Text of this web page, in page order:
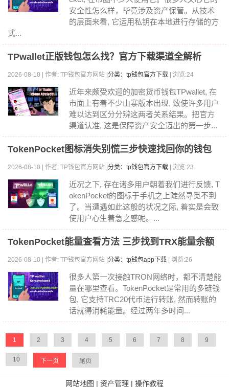
安全性怎么样，毕竟涉及资产保管。从技术
的层面来看, 它运用私钥在本地进行存储的方
式...
TPwallet正版钱包怎么找？官方下载渠道全解析
2026-08-10 | 作者: TP钱包官方网站 | 分类：tp钱包官方下载 | 浏览:24
近年来颇受欢迎的加密货币钱包TPwallet, 在
市面上有着不少山寨版本出现, 致使许多用户
难以达到区分分辨这两者关系结果。把官方
渠道认准, 这是保障资产安全迈出的第一步...
TokenPocket图标消失别慌三步快速找回你的钱包
2026-08-10 | 作者: TP钱包官方网站 | 分类：tp钱包官方下载 | 浏览:23
近况之下, 存在诸多用户朝着我们进行反馈, T
okenPocket的图标于手机之上陡然寻觅不到
了。当遭遇如此这般的状况之际, 着实是会致
使用户心生着急之感呢。...
TokenPocket能量查看方法 三步找到TRX能量余额
2026-08-10 | 作者: TP钱包官方网站 | 分类：tp钱包app下载 | 浏览:26
很多人第一次接触TRON网络时，都不清楚能
量在哪里查看。TokenPocket是常用的多链钱
包, 它支持TRC20代币进行转账, 然而转账的
话就得消耗能量。经过两年多时间...
1 2 3 4 5 6 7 8 9
10 下一页 尾页
网站地图 | 资产管理 | 操作教程